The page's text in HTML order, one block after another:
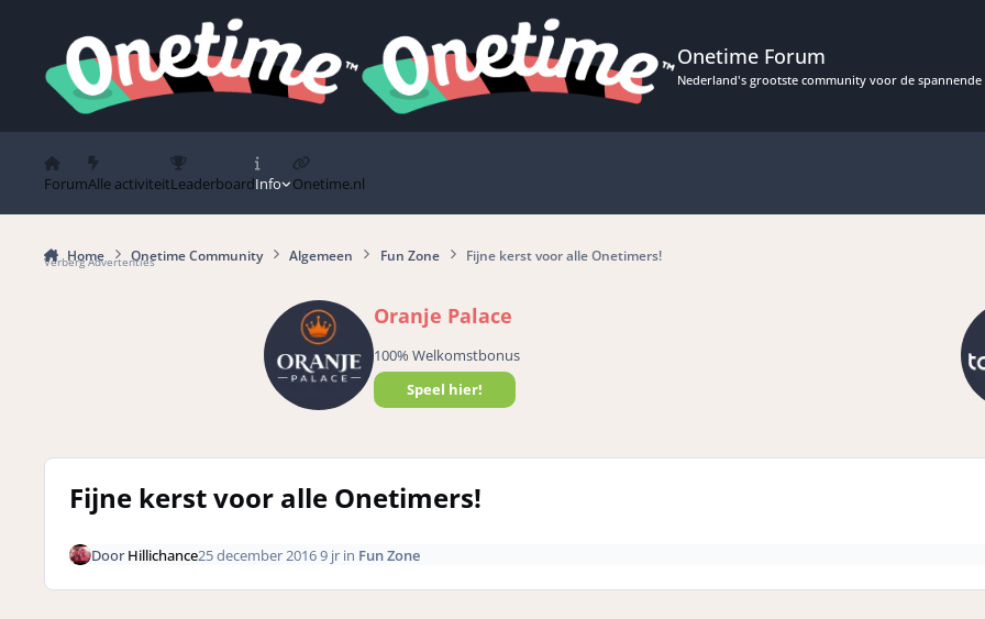
Onetime Forum
Nederland's grootste community voor de spannende
ForumAlle activiteitLeaderboardInfo Onetime.nl
Home Onetime Community Algemeen Fun Zone Fijne kerst voor alle Onetimers!
Verberg Advertenties
Oranje Palace
100% Welkomstbonus
Speel hier!
Fijne kerst voor alle Onetimers!
DoorHillichance25 december 20169 jrin Fun Zone